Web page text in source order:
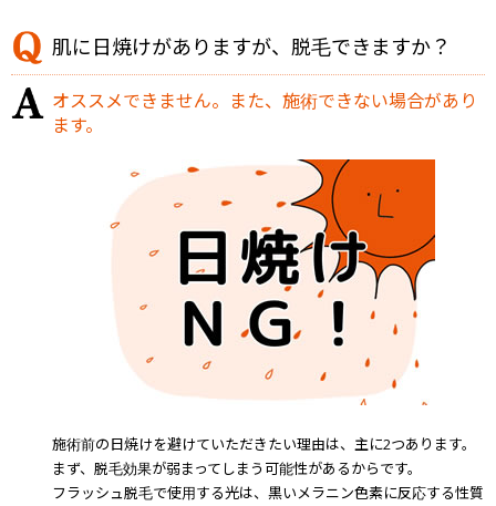
肌に日焼けがありますが、脱毛できますか？
オススメできません。また、施術できない場合があり
ます。
施術前の日焼けを避けていただきたい理由は、主に2つあります。
まず、脱毛効果が弱まってしまう可能性があるからです。
フラッシュ脱毛で使用する光は、黒いメラニン色素に反応する性質